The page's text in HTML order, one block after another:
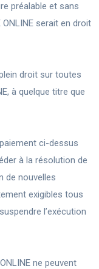
préalable et sans
serait en droit
droit sur toutes
à quelque titre que
ci-dessus
à la résolution de
de nouvelles
exigibles tous
l’exécution
ne peuvent